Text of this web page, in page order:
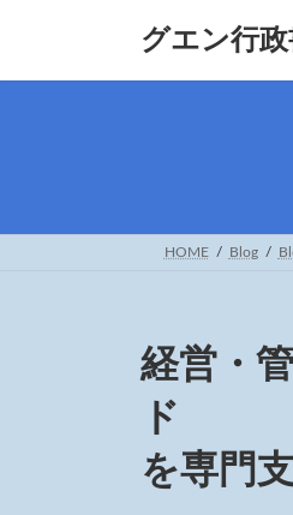
グエン行
HOME Blog
経営・
ド
を専門